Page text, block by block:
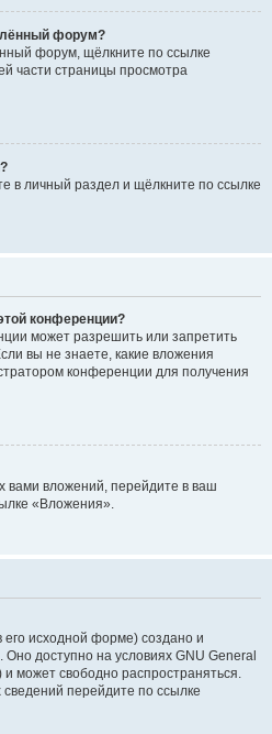
форум?
форум, щёлкните по ссылке
части страницы просмотра
в личный раздел и щёлкните по ссылке
конференции?
может разрешить или запретить
вы не знаете, какие вложения
конференции для получения
вами вложений, перейдите в ваш
«Вложения».
исходной форме) создано и
. Оно доступно на условиях GNU General
может свободно распространяться.
перейдите по ссылке